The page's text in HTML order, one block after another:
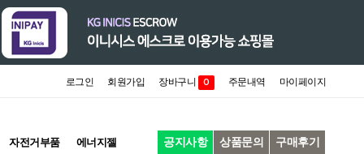
로그인 회원가입 장바구니 0 주문내역 마이페이지
자전거부품 에너지젤 공지사항 상품문의 구매후기